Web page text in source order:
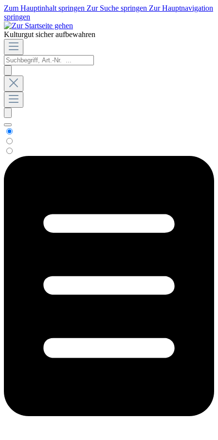
Zum Hauptinhalt springen Zur Suche springen Zur Hauptnavigation
springen
Kulturgut sicher aufbewahren